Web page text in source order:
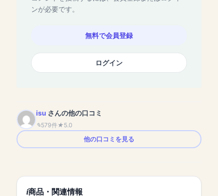
ンが必要です。
無料で会員登録
ログイン
isu さんの他の口コミ
579件
5.0
他の口コミを見る
商品・関連情報